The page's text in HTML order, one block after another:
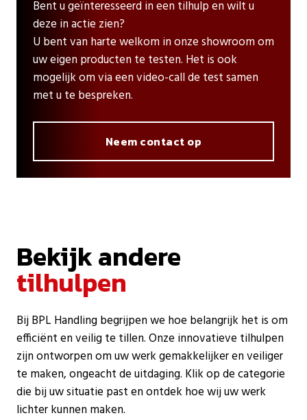
Bent u geïnteresseerd in een tilhulp en wilt u
deze in actie zien?
U bent van harte welkom in onze showroom om
uw eigen producten te testen. Het is ook
mogelijk om via een video-call de test samen
met u te bespreken.
Neem contact op
Bekijk andere
tilhulpen
Bij BPL Handling begrijpen we hoe belangrijk het is om
efficiënt en veilig te tillen. Onze innovatieve tilhulpen
zijn ontworpen om uw werk gemakkelijker en veiliger
te maken, ongeacht de uitdaging. Klik op de categorie
die bij uw situatie past en ontdek hoe wij uw werk
lichter kunnen maken.